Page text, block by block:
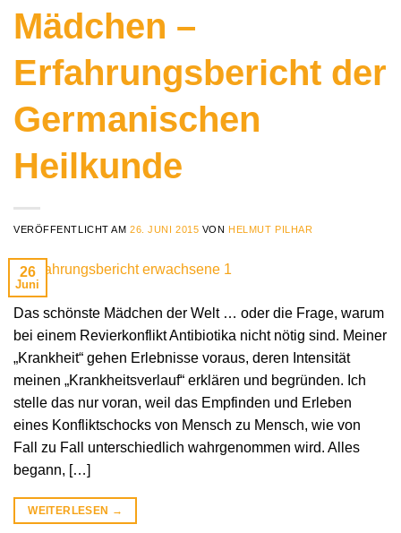
Mädchen –
Erfahrungsbericht der
Germanischen
Heilkunde
VERÖFFENTLICHT AM26. JUNI 2015 VON HELMUT PILHAR
26
Juni
Das schönste Mädchen der Welt … oder die Frage, warum
bei einem Revierkonflikt Antibiotika nicht nötig sind. Meiner
„Krankheit“ gehen Erlebnisse voraus, deren Intensität
meinen „Krankheitsverlauf“ erklären und begründen. Ich
stelle das nur voran, weil das Empfinden und Erleben
eines Konfliktschocks von Mensch zu Mensch, wie von
Fall zu Fall unterschiedlich wahrgenommen wird. Alles
begann, […]
WEITERLESEN →